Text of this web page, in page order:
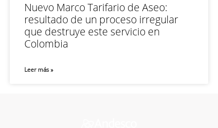
Nuevo Marco Tarifario de Aseo:
resultado de un proceso irregular
que destruye este servicio en
Colombia
Leer más »